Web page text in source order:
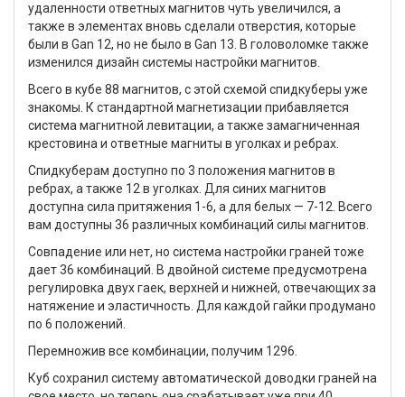
удаленности ответных магнитов чуть увеличился, а
также в элементах вновь сделали отверстия, которые
были в Gan 12, но не было в Gan 13. В головоломке также
изменился дизайн системы настройки магнитов.
Всего в кубе 88 магнитов, с этой схемой спидкуберы уже
знакомы. К стандартной магнетизации прибавляется
система магнитной левитации, а также замагниченная
крестовина и ответные магниты в уголках и ребрах.
Спидкуберам доступно по 3 положения магнитов в
ребрах, а также 12 в уголках. Для синих магнитов
доступна сила притяжения 1-6, а для белых — 7-12. Всего
вам доступны 36 различных комбинаций силы магнитов.
Совпадение или нет, но система настройки граней тоже
дает 36 комбинаций. В двойной системе предусмотрена
регулировка двух гаек, верхней и нижней, отвечающих за
натяжение и эластичность. Для каждой гайки продумано
по 6 положений.
Перемножив все комбинации, получим 1296.
Куб сохранил систему автоматической доводки граней на